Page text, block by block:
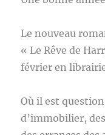
Le nouveau
« Le Rêve de
février en
Où il est
d’immobilier,